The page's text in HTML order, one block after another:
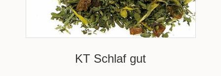
KT Schlaf gut